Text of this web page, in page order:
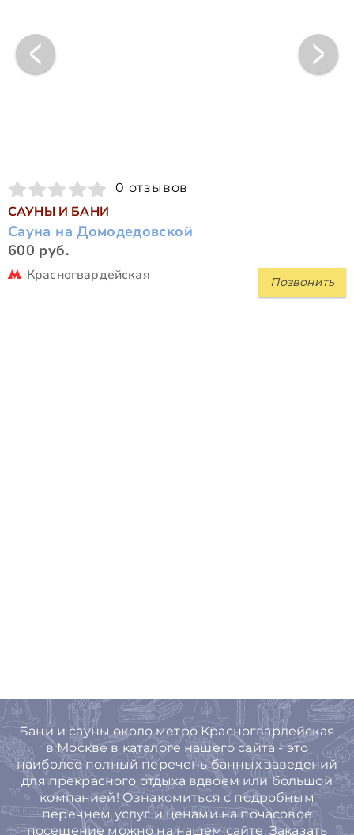
0 отзывов
САУНЫ И БАНИ
Сауна на Домодедовской
600 руб.
Позвонить
Красногвардейская
Бани и сауны около метро Красногвардейская
в Москве в каталоге нашего сайта - это
наиболее полный перечень банных заведений
для прекрасного отдыха вдвоем или большой
компанией! Ознакомиться с подробным
перечнем услуг и ценами на почасовое
посещение можно на нашем сайте. Заказать